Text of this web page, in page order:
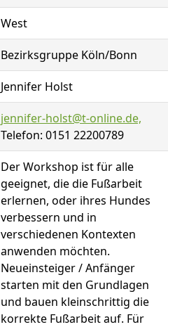
West
Bezirksgruppe Köln/Bonn
Jennifer Holst
jennifer-holst@t-online.de,
Telefon: 0151 22200789
Der Workshop ist für alle
geeignet, die die Fußarbeit
erlernen, oder ihres Hundes
verbessern und in
verschiedenen Kontexten
anwenden möchten.
Neueinsteiger / Anfänger
starten mit den Grundlagen
und bauen kleinschrittig die
korrekte Fußarbeit auf. Für